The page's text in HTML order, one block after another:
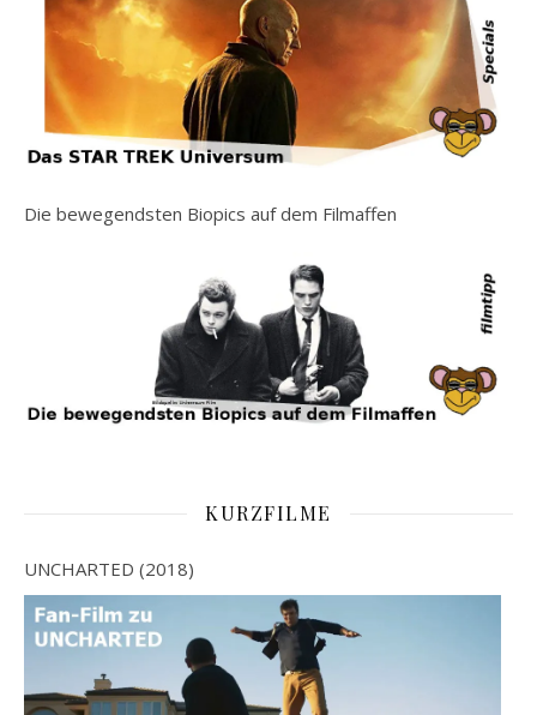
Die bewegendsten Biopics auf dem Filmaffen
KURZFILME
UNCHARTED (2018)